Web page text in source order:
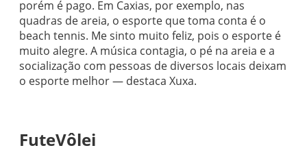
porém é pago. Em Caxias, por exemplo, nas
quadras de areia, o esporte que toma conta é o
beach tennis. Me sinto muito feliz, pois o esporte é
muito alegre. A música contagia, o pé na areia e a
socialização com pessoas de diversos locais deixam
o esporte melhor — destaca Xuxa.
FuteVôlei